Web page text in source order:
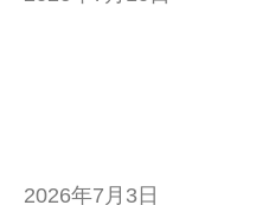
2026年7月3日